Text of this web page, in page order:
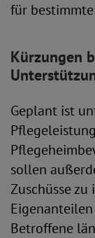
für
Kürzungen
Geplant ist
sollen
Zuschüsse
Betroffene